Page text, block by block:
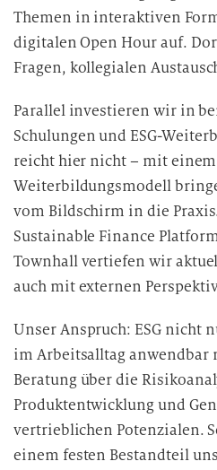
Themen in interaktiven
digitalen Open Hour auf.
Fragen, kollegialen
Parallel investieren wir in
Schulungen und ESG-
reicht hier nicht – mit
Weiterbildungsmodell
vom Bildschirm in die
Sustainable Finance
Townhall vertiefen wir
auch mit externen
Unser Anspruch: ESG nicht
im Arbeitsalltag anwendbar
Beratung über die
Produktentwicklung und
vertrieblichen Potenzialen.
einem festen Bestandteil